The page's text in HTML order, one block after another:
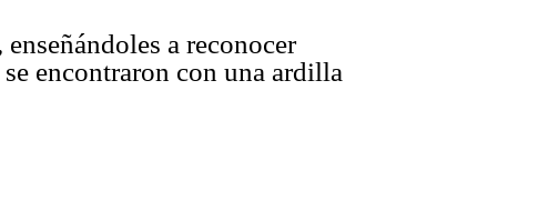
a reconocer
encontraron con una ardilla